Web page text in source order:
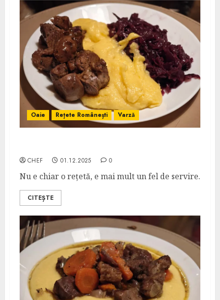
Oaie Rețete Românești Varză
CHEF 01.12.2025 0
Nu e chiar o rețetă, e mai mult un fel de servire.
CITEȘTE